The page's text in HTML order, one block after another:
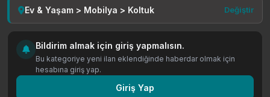
Ev & Yaşam > Mobilya > Koltuk Değiştir
Bildirim almak için giriş yapmalısın.
Bu kategoriye yeni ilan eklendiğinde haberdar olmak için
hesabına giriş yap.
Giriş Yap